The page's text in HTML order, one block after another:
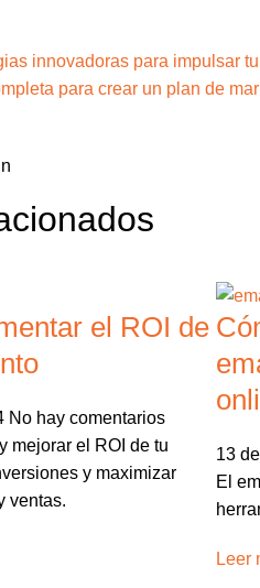
innovadoras para impulsar
para crear un plan de
el ROI de
No hay comentarios
mejorar el ROI de tu
y maximizar
ventas.
13
El
Leer